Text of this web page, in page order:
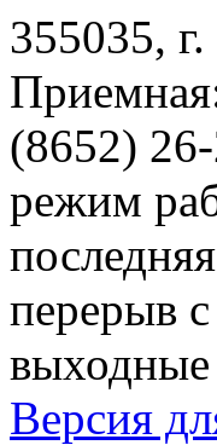
355035,
(8652)
режим
перерыв
выходные
Версия